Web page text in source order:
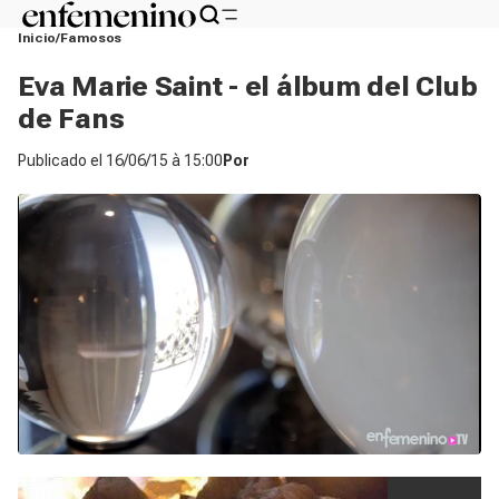
Inicio Famosos
Eva Marie Saint - el álbum del Club
de Fans
Publicado el 16/06/15 à 15:00 Por